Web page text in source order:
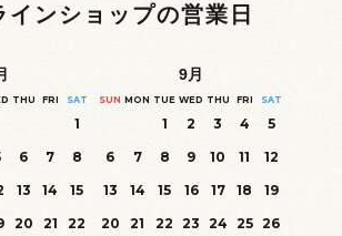
インショップの営業日
THU FRI SAT
1
6 7
8
13 14
15
20 21
22
9月
SUN MON TUE WED THU FRI SAT
1 2 3 4
5
6
7 8 9 10 11
12
13
14 15 16 17 18
19
20
21 22 23 24 25 26